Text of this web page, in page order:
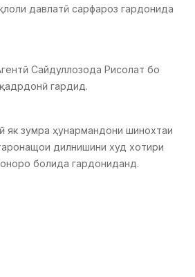
давлатӣ сарфароз гардонида
Сайдуллозода Рисолат бо
гардид.
як зумра ҳунармандони шинохтаи
дилнишини худ хотири
болида гардониданд.